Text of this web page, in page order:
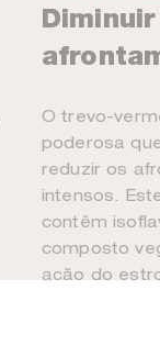
O trevo-
poderosa
reduzir os
intensos.
contêm
composto
ação do